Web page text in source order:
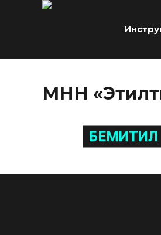
МНН
БЕМИТИЛ